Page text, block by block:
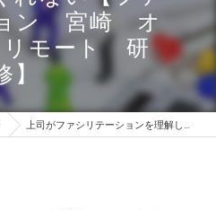
ン 宮崎 オ
モート 研
】
上司がファシリテーションを理解してくれない【ファシリテーション 宮崎 オンライン リモート 研修】